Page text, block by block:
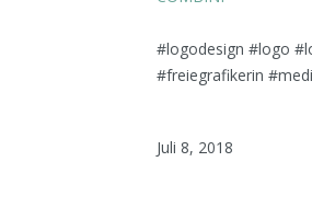
#logodesign #logo
#freiegrafikerin
Juli 8, 2018